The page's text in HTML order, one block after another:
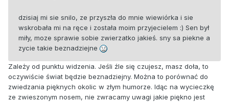
dzisiaj mi sie snilo, ze przyszła do mnie wiewiórka i sie
wskrobała mi na ręce i została moim przyjecielem :) Sen był
miły, moze sprawie sobie zwierzatko jakieś. sny sa piekne a
zycie takie beznadziejne
Zależy od punktu widzenia. Jeśli źle się czujesz, masz doła, to
oczywiście świat będzie beznadziejny. Można to porównać do
zwiedzania pięknych okolic w złym humorze. Idąc na wycieczkę
ze zwieszonym nosem, nie zwracamy uwagi jakie piękno jest